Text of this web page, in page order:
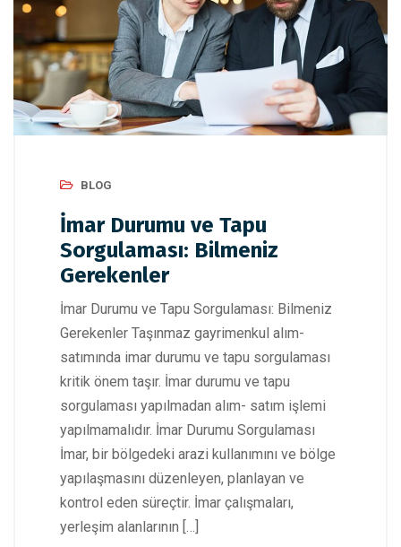
BLOG
İmar Durumu ve Tapu
Sorgulaması: Bilmeniz
Gerekenler
İmar Durumu ve Tapu Sorgulaması: Bilmeniz
Gerekenler Taşınmaz gayrimenkul alım-
satımında imar durumu ve tapu sorgulaması
kritik önem taşır. İmar durumu ve tapu
sorgulaması yapılmadan alım- satım işlemi
yapılmamalıdır. İmar Durumu Sorgulaması
İmar, bir bölgedeki arazi kullanımını ve bölge
yapılaşmasını düzenleyen, planlayan ve
kontrol eden süreçtir. İmar çalışmaları,
yerleşim alanlarının […]